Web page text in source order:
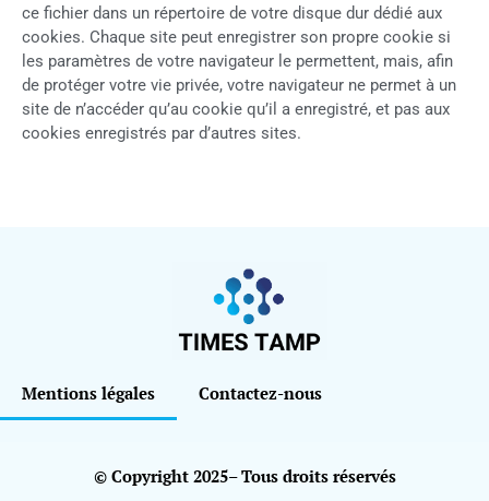
ce fichier dans un répertoire de votre disque dur dédié aux
cookies. Chaque site peut enregistrer son propre cookie si
les paramètres de votre navigateur le permettent, mais, afin
de protéger votre vie privée, votre navigateur ne permet à un
site de n’accéder qu’au cookie qu’il a enregistré, et pas aux
cookies enregistrés par d’autres sites.
Mentions légales Contactez-nous
© Copyright 2025– Tous droits réservés